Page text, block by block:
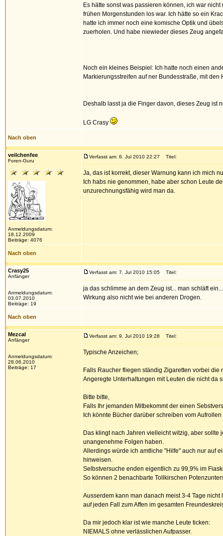
Es hätte sonst was passieren können, ich war
frühen Morgenstunden los war. Ich hätte so ein
hatte ich immer noch eine komische Optik und
zuerholen. Und habe niewieder dieses Zeug
Noch ein kleines Beispiel: Ich hatte noch einen
Markierungsstreifen auf ner Bundesstraße, mit den
Deshalb lasst ja die Finger davon, dieses Zeug ist
LG Crasy
Nach oben
veilchenfee
Foren-Guru
Anmeldungsdatum:
18.12.2009
Beiträge: 4076
Verfasst am: 6. Jul 2010 22:27 Titel:
Ja, das ist korrekt, dieser Warnung kann ich mich
Ich habs nie genommen, habe aber schon Leute
unzurechnungsfähig wird man da.
Nach oben
Crasy25
Anfänger
Anmeldungsdatum:
03.07.2010
Beiträge: 19
Verfasst am: 7. Jul 2010 15:05 Titel:
ja das schlimme an dem Zeug ist... man schläft
Wirkung also nicht wie bei anderen Drogen.
Nach oben
Mezcal
Anfänger
Anmeldungsdatum:
28.06.2010
Beiträge: 17
Verfasst am: 9. Jul 2010 19:28 Titel:
Typische Anzeichen;
Falls Raucher fliegen ständig Zigaretten vorbei
Angeregte Unterhaltungen mit Leuten die nicht da
Bitte bitte,
Falls Ihr jemanden Mitbekommt der einen
Ich könnte Bücher darüber schreiben vom
Das klingt nach Jahren vielleicht witzig, aber
unangenehme Folgen haben.
Allerdings würde ich amtliche "Hilfe" auch nur auf
hinweisen.
Selbstversuche enden eigentlich zu 99,9% im
So können 2 benachbarte Tollkirschen
Ausserdem kann man danach meist 3-4 Tage
auf jeden Fall zum Affen im gesamten
Da mir jedoch klar ist wie manche Leute ticken:
NIEMALS ohne verlässlichen Aufpasser.